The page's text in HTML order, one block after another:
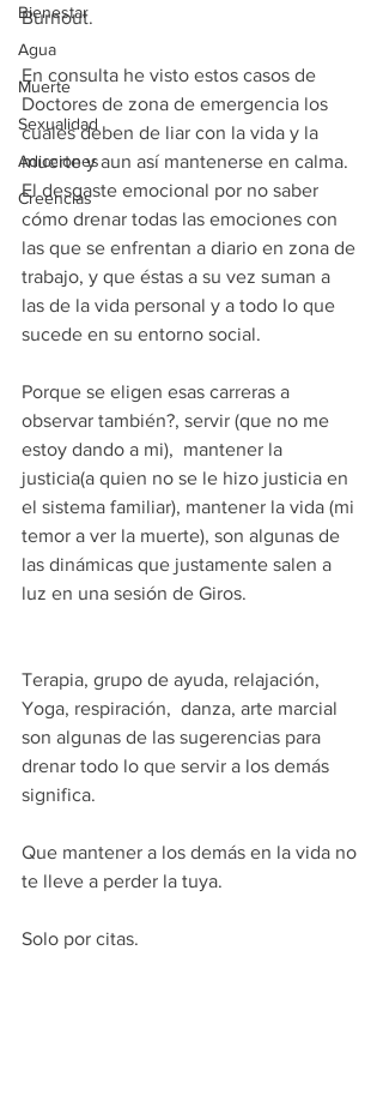
Bienestar
Agua
Muerte
Sexualidad
Adicciones
Creencias
Burnout.
En consulta he visto estos casos de
Doctores de zona de emergencia los
cuales deben de liar con la vida y la
muerte y aun así mantenerse en calma.
El desgaste emocional por no saber
cómo drenar todas las emociones con
las que se enfrentan a diario en zona de
trabajo, y que éstas a su vez suman a
las de la vida personal y a todo lo que
sucede en su entorno social.
Porque se eligen esas carreras a
observar también?, servir (que no me
estoy dando a mi),  mantener la
justicia(a quien no se le hizo justicia en
el sistema familiar), mantener la vida (mi
temor a ver la muerte), son algunas de
las dinámicas que justamente salen a
luz en una sesión de Giros.
Terapia, grupo de ayuda, relajación,
Yoga, respiración,  danza, arte marcial
son algunas de las sugerencias para
drenar todo lo que servir a los demás
significa.
Que mantener a los demás en la vida no
te lleve a perder la tuya.
Solo por citas.